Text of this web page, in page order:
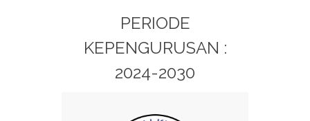
PERIODE
KEPENGURUSAN :
2024-2030